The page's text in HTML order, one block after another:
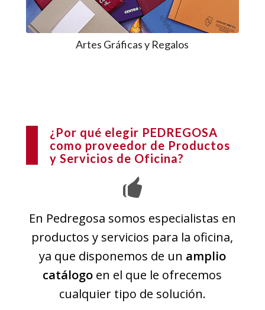
Artes Gráficas y Regalos
¿Por qué elegir PEDREGOSA
como proveedor de Productos
y Servicios de Oficina?
En Pedregosa somos especialistas en
productos y servicios para la oficina,
ya que disponemos de un amplio
catálogo en el que le ofrecemos
cualquier tipo de solución.